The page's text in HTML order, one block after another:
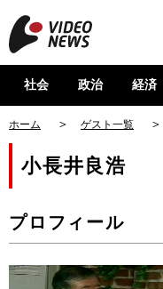
社会 政治 経済
ホーム ゲスト一覧
小長井良浩
プロフィール